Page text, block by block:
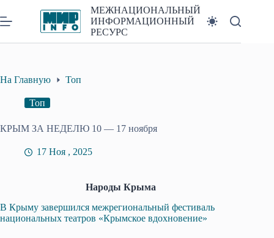
к
сути
МЕЖНАЦИОНАЛЬНЫЙ
ИНФОРМАЦИОННЫЙ
РЕСУРС
На Главную Топ
Топ
КРЫМ ЗА НЕДЕЛЮ 10 — 17 ноября
17 Ноя , 2025
Народы Крыма
В Крыму завершился межрегиональный фестиваль
национальных театров «Крымское вдохновение»